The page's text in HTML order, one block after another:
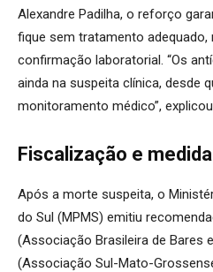
Alexandre Padilha, o reforço
fique sem tratamento
confirmação laboratorial. “Os
ainda na suspeita clínica, desde
monitoramento médico”,
Fiscalização e
Após a morte suspeita, o
do Sul (MPMS) emitiu
(Associação Brasileira de Bares
(Associação Sul-Mato-